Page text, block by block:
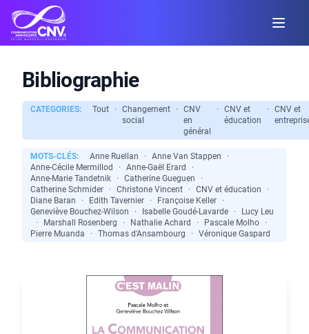
Bibliographie
CATEGORIES: Tout ·
Changement
social
·
CNV
en
général
·
CNV et
éducation
·
CNV et
MOTS-CLÉS: Anne Ruellan · Anne Van Stappen
·
Anne-Cécile Mermillod
· Anne-Gaël Erard
·
Anne-Marie Tandetnik
· Catherine Gueguen
·
Catherine Schmider
· Christone Vincent · CNV et éducation
·
Diane Baran
· Edith Tavernier · Françoise Keller
·
Geneviève Bouchez-Wilson
· Isabelle Goudé-Lavarde ·
Lucy Leu
·
Marshall Rosenberg · Nathalie Achard · Pascale Molho
·
Pierre Muanda
· Thomas d'Ansambourg · Véronique Gaspard